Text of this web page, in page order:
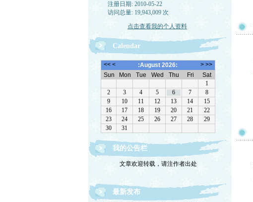
注册日期: 2010-05-22
访问总量: 19,943,009 次
点击查看我的个人资料
Calendar
我的公告栏
文章欢迎转载，请注作者出处
最新发布